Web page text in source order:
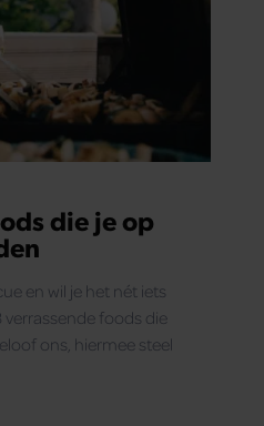
die je op
en wil je het nét iets
verrassende foods die
ons, hiermee steel